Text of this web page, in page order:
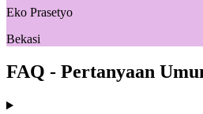
Eko Prasetyo
Bekasi
FAQ - Pertanyaan